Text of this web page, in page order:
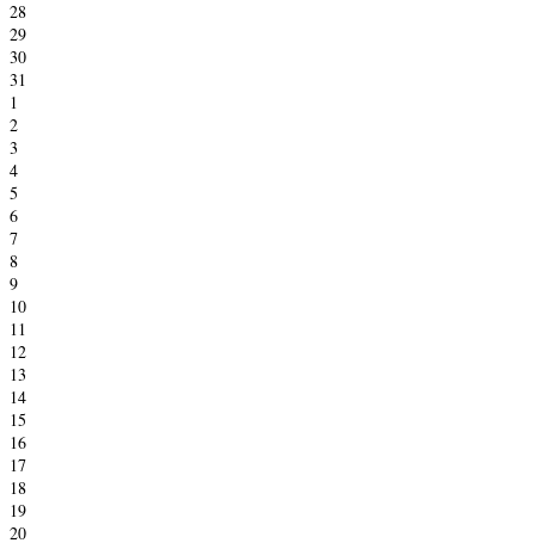
28
29
30
31
1
2
3
4
5
6
7
8
9
10
11
12
13
14
15
16
17
18
19
20